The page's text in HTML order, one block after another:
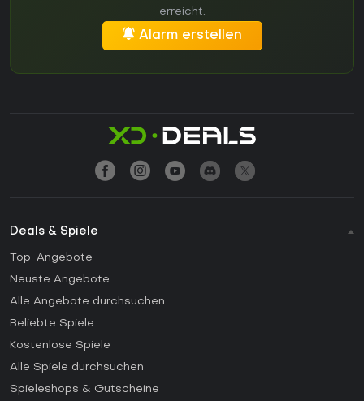
erreicht.
Alarm erstellen
Deals & Spiele
Top-Angebote
Neuste Angebote
Alle Angebote durchsuchen
Beliebte Spiele
Kostenlose Spiele
Alle Spiele durchsuchen
Spieleshops & Gutscheine